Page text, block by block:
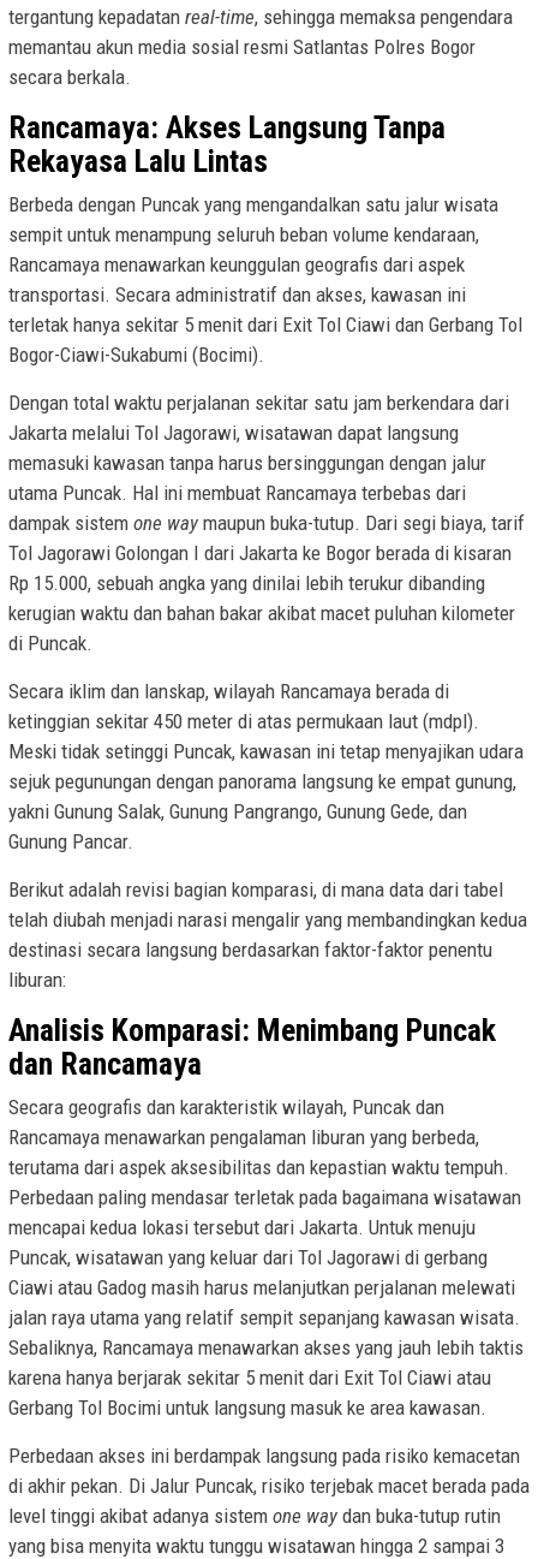
tergantung kepadatan real-time, sehingga memaksa pengendara
memantau akun media sosial resmi Satlantas Polres Bogor
secara berkala.
Rancamaya: Akses Langsung Tanpa
Rekayasa Lalu Lintas
Berbeda dengan Puncak yang mengandalkan satu jalur wisata
sempit untuk menampung seluruh beban volume kendaraan,
Rancamaya menawarkan keunggulan geografis dari aspek
transportasi. Secara administratif dan akses, kawasan ini
terletak hanya sekitar 5 menit dari Exit Tol Ciawi dan Gerbang Tol
Bogor-Ciawi-Sukabumi (Bocimi).
Dengan total waktu perjalanan sekitar satu jam berkendara dari
Jakarta melalui Tol Jagorawi, wisatawan dapat langsung
memasuki kawasan tanpa harus bersinggungan dengan jalur
utama Puncak. Hal ini membuat Rancamaya terbebas dari
dampak sistem one way maupun buka-tutup. Dari segi biaya, tarif
Tol Jagorawi Golongan I dari Jakarta ke Bogor berada di kisaran
Rp 15.000, sebuah angka yang dinilai lebih terukur dibanding
kerugian waktu dan bahan bakar akibat macet puluhan kilometer
di Puncak.
Secara iklim dan lanskap, wilayah Rancamaya berada di
ketinggian sekitar 450 meter di atas permukaan laut (mdpl).
Meski tidak setinggi Puncak, kawasan ini tetap menyajikan udara
sejuk pegunungan dengan panorama langsung ke empat gunung,
yakni Gunung Salak, Gunung Pangrango, Gunung Gede, dan
Gunung Pancar.
Berikut adalah revisi bagian komparasi, di mana data dari tabel
telah diubah menjadi narasi mengalir yang membandingkan kedua
destinasi secara langsung berdasarkan faktor-faktor penentu
liburan:
Analisis Komparasi: Menimbang Puncak
dan Rancamaya
Secara geografis dan karakteristik wilayah, Puncak dan
Rancamaya menawarkan pengalaman liburan yang berbeda,
terutama dari aspek aksesibilitas dan kepastian waktu tempuh.
Perbedaan paling mendasar terletak pada bagaimana wisatawan
mencapai kedua lokasi tersebut dari Jakarta. Untuk menuju
Puncak, wisatawan yang keluar dari Tol Jagorawi di gerbang
Ciawi atau Gadog masih harus melanjutkan perjalanan melewati
jalan raya utama yang relatif sempit sepanjang kawasan wisata.
Sebaliknya, Rancamaya menawarkan akses yang jauh lebih taktis
karena hanya berjarak sekitar 5 menit dari Exit Tol Ciawi atau
Gerbang Tol Bocimi untuk langsung masuk ke area kawasan.
Perbedaan akses ini berdampak langsung pada risiko kemacetan
di akhir pekan. Di Jalur Puncak, risiko terjebak macet berada pada
level tinggi akibat adanya sistem one way dan buka-tutup rutin
yang bisa menyita waktu tunggu wisatawan hingga 2 sampai 3